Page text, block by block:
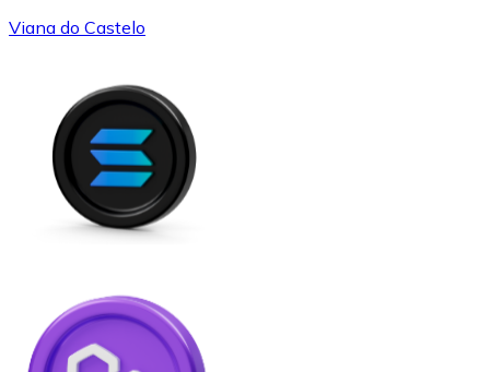
Viana do Castelo